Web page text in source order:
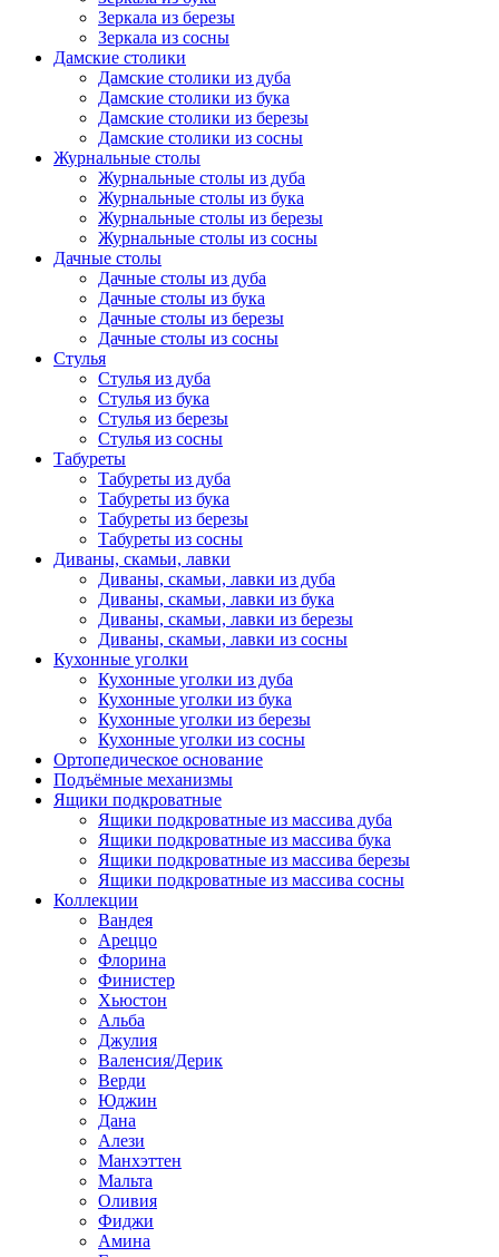
Зеркала из березы
Зеркала из сосны
Дамские столики
Дамские столики из дуба
Дамские столики из бука
Дамские столики из березы
Дамские столики из сосны
Журнальные столы
Журнальные столы из дуба
Журнальные столы из бука
Журнальные столы из березы
Журнальные столы из сосны
Дачные столы
Дачные столы из дуба
Дачные столы из бука
Дачные столы из березы
Дачные столы из сосны
Стулья
Стулья из дуба
Стулья из бука
Стулья из березы
Стулья из сосны
Табуреты
Табуреты из дуба
Табуреты из бука
Табуреты из березы
Табуреты из сосны
Диваны, скамьи, лавки
Диваны, скамьи, лавки из дуба
Диваны, скамьи, лавки из бука
Диваны, скамьи, лавки из березы
Диваны, скамьи, лавки из сосны
Кухонные уголки
Кухонные уголки из дуба
Кухонные уголки из бука
Кухонные уголки из березы
Кухонные уголки из сосны
Ортопедическое основание
Подъёмные механизмы
Ящики подкроватные
Ящики подкроватные из массива дуба
Ящики подкроватные из массива бука
Ящики подкроватные из массива березы
Ящики подкроватные из массива сосны
Коллекции
Вандея
Ареццо
Флорина
Финистер
Хьюстон
Альба
Джулия
Валенсия/Дерик
Верди
Юджин
Дана
Алези
Манхэттен
Мальта
Оливия
Фиджи
Амина